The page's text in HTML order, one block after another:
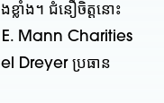
លាំង។ ជំនឿចិត្តនោះ
E. Mann Charities
Dreyer ប្រធាន